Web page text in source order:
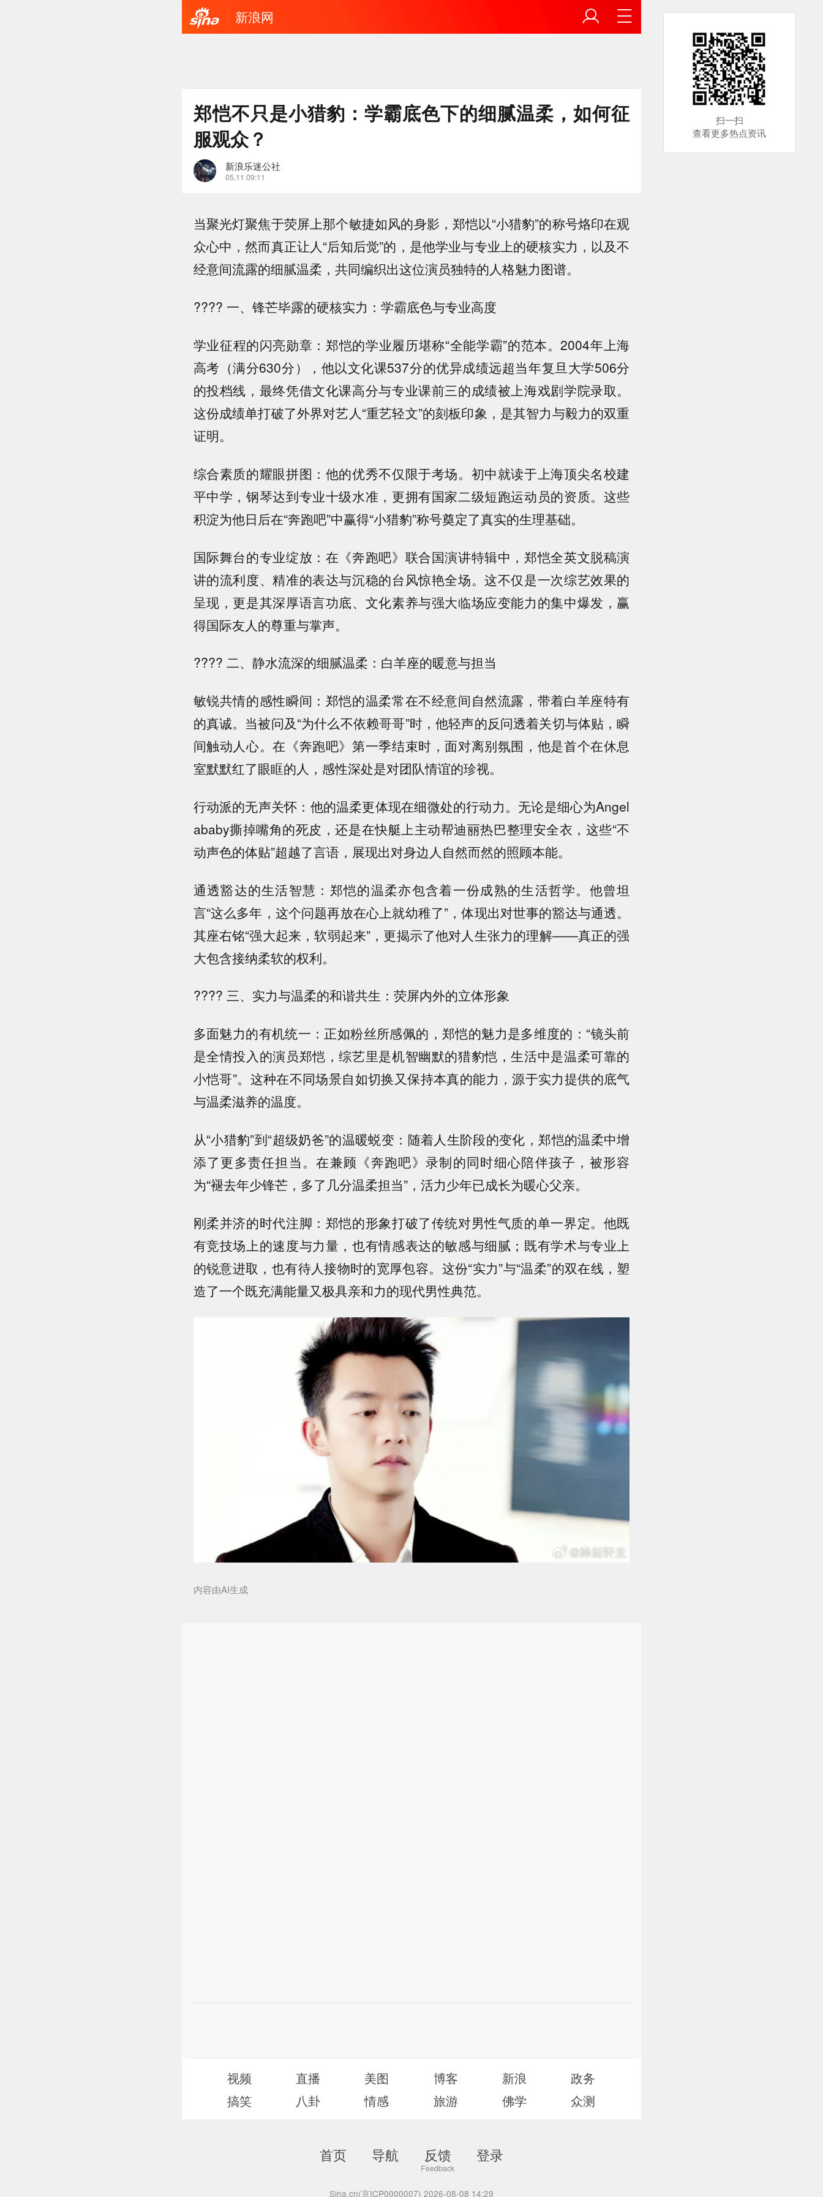
新浪网
郑恺不只是小猎豹：学霸底色下的细腻温柔，如何征
服观众？
新浪乐迷公社
05.11 09:11
当聚光灯聚焦于荧屏上那个敏捷如风的身影，郑恺以“小猎豹”的称号烙印在观
众心中，然而真正让人“后知后觉”的，是他学业与专业上的硬核实力，以及不
经意间流露的细腻温柔，共同编织出这位演员独特的人格魅力图谱。
???? 一、锋芒毕露的硬核实力：学霸底色与专业高度
学业征程的闪亮勋章：郑恺的学业履历堪称“全能学霸”的范本。2004年上海
高考（满分630分），他以文化课537分的优异成绩远超当年复旦大学506分
的投档线，最终凭借文化课高分与专业课前三的成绩被上海戏剧学院录取。
这份成绩单打破了外界对艺人“重艺轻文”的刻板印象，是其智力与毅力的双重
证明。
综合素质的耀眼拼图：他的优秀不仅限于考场。初中就读于上海顶尖名校建
平中学，钢琴达到专业十级水准，更拥有国家二级短跑运动员的资质。这些
积淀为他日后在“奔跑吧”中赢得“小猎豹”称号奠定了真实的生理基础。
国际舞台的专业绽放：在《奔跑吧》联合国演讲特辑中，郑恺全英文脱稿演
讲的流利度、精准的表达与沉稳的台风惊艳全场。这不仅是一次综艺效果的
呈现，更是其深厚语言功底、文化素养与强大临场应变能力的集中爆发，赢
得国际友人的尊重与掌声。
???? 二、静水流深的细腻温柔：白羊座的暖意与担当
敏锐共情的感性瞬间：郑恺的温柔常在不经意间自然流露，带着白羊座特有
的真诚。当被问及“为什么不依赖哥哥”时，他轻声的反问透着关切与体贴，瞬
间触动人心。在《奔跑吧》第一季结束时，面对离别氛围，他是首个在休息
室默默红了眼眶的人，感性深处是对团队情谊的珍视。
行动派的无声关怀：他的温柔更体现在细微处的行动力。无论是细心为Angel
ababy撕掉嘴角的死皮，还是在快艇上主动帮迪丽热巴整理安全衣，这些“不
动声色的体贴”超越了言语，展现出对身边人自然而然的照顾本能。
通透豁达的生活智慧：郑恺的温柔亦包含着一份成熟的生活哲学。他曾坦
言“这么多年，这个问题再放在心上就幼稚了”，体现出对世事的豁达与通透。
其座右铭“强大起来，软弱起来”，更揭示了他对人生张力的理解——真正的强
大包含接纳柔软的权利。
???? 三、实力与温柔的和谐共生：荧屏内外的立体形象
多面魅力的有机统一：正如粉丝所感佩的，郑恺的魅力是多维度的：“镜头前
是全情投入的演员郑恺，综艺里是机智幽默的猎豹恺，生活中是温柔可靠的
小恺哥”。这种在不同场景自如切换又保持本真的能力，源于实力提供的底气
与温柔滋养的温度。
从“小猎豹”到“超级奶爸”的温暖蜕变：随着人生阶段的变化，郑恺的温柔中增
添了更多责任担当。在兼顾《奔跑吧》录制的同时细心陪伴孩子，被形容
为“褪去年少锋芒，多了几分温柔担当”，活力少年已成长为暖心父亲。
刚柔并济的时代注脚：郑恺的形象打破了传统对男性气质的单一界定。他既
有竞技场上的速度与力量，也有情感表达的敏感与细腻；既有学术与专业上
的锐意进取，也有待人接物时的宽厚包容。这份“实力”与“温柔”的双在线，塑
造了一个既充满能量又极具亲和力的现代男性典范。
内容由AI生成
视频 直播 美图 博客 新浪
政务
搞笑
八卦 情感 旅游 佛学 众测
首页 导航 反馈 登录
Sina.cn(京ICP0000007) 2026-08-08 14:29
扫一扫
查看更多热点资讯